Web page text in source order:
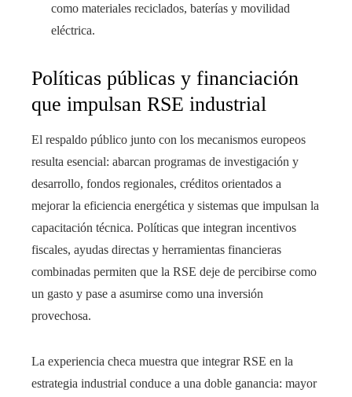
como materiales reciclados, baterías y movilidad
eléctrica.
Políticas públicas y financiación
que impulsan RSE industrial
El respaldo público junto con los mecanismos europeos
resulta esencial: abarcan programas de investigación y
desarrollo, fondos regionales, créditos orientados a
mejorar la eficiencia energética y sistemas que impulsan la
capacitación técnica. Políticas que integran incentivos
fiscales, ayudas directas y herramientas financieras
combinadas permiten que la RSE deje de percibirse como
un gasto y pase a asumirse como una inversión
provechosa.
La experiencia checa muestra que integrar RSE en la
estrategia industrial conduce a una doble ganancia: mayor